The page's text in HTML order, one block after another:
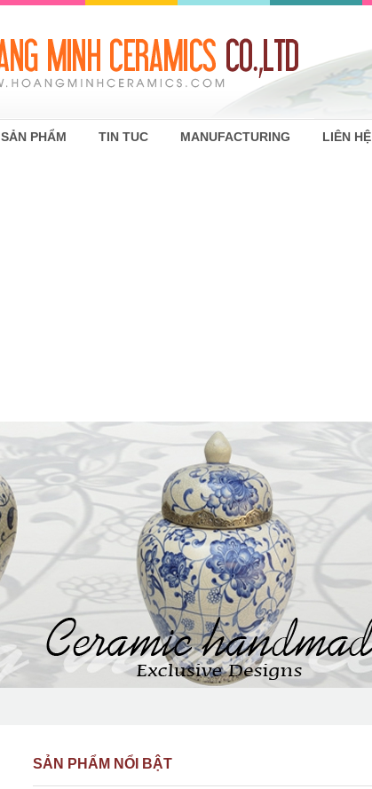
SẢN PHẨM TIN TUC MANUFACTURING LIÊN HỆ
SẢN PHẨM NỔI BẬT